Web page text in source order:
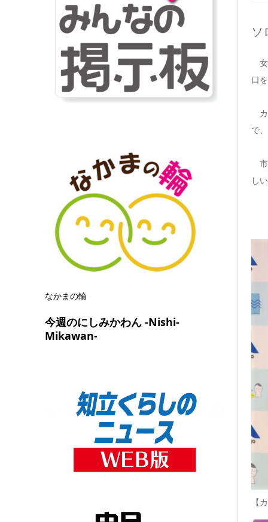
ソ
女
口
カ
で
市
し
【
なかまの輪
今週のにしみかわん -Nishi-
Mikawan-